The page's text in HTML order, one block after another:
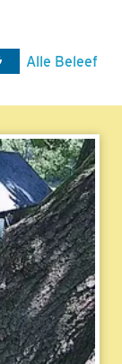
Alle Beleef